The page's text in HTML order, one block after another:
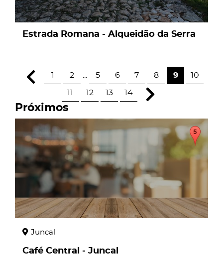
Estrada Romana - Alqueidão da Serra
1 2 5 6 7 8 9 10
11 12 13 14
Próximos
page
Juncal
Café Central - Juncal